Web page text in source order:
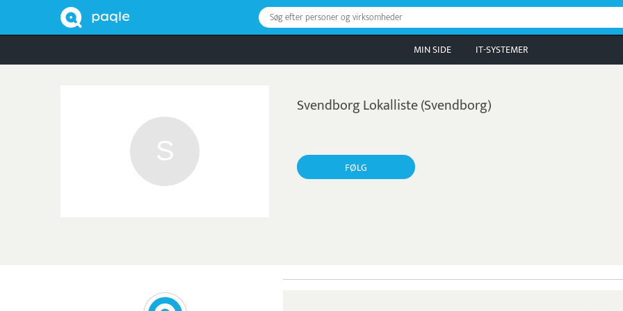
Søg efter personer og virksomheder
MIN SIDE IT-SYSTEMER
Svendborg Lokalliste (Svendborg)
FØLG